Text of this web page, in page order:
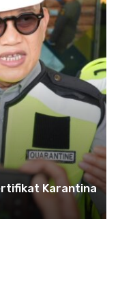
Karantina